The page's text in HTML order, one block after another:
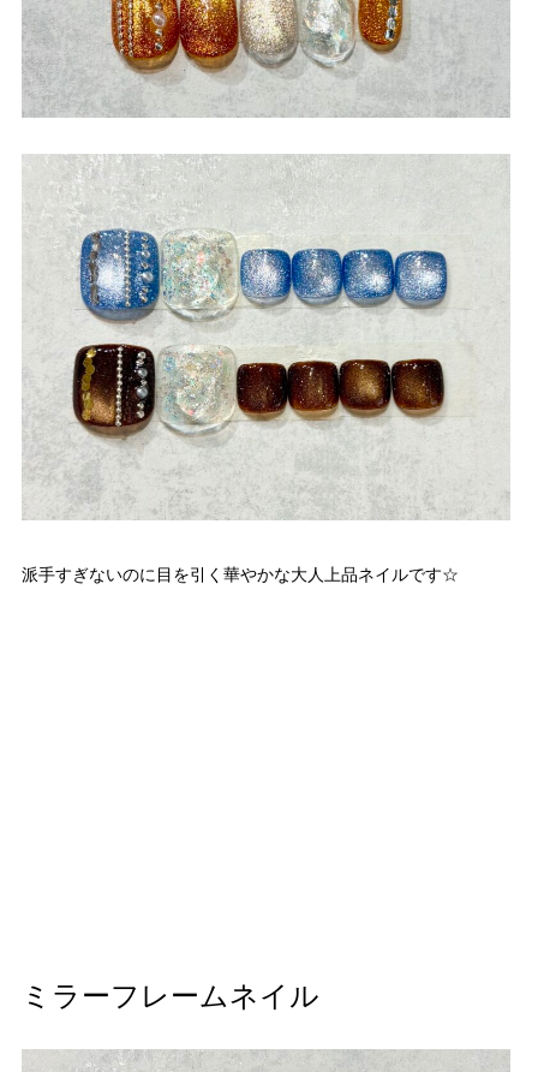
派手すぎないのに目を引く華やかな大人上品ネイルです☆
ミラーフレームネイル